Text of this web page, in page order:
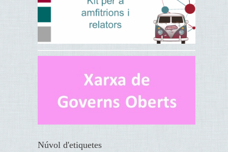
Núvol d'etiquetes